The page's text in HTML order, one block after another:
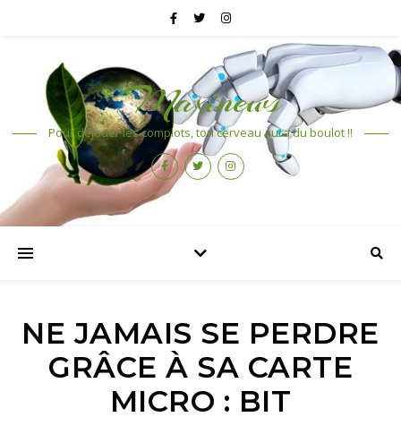
Maxinews
Pour déjouer les complots, ton cerveau aura du boulot !!
NE JAMAIS SE PERDRE
GRÂCE À SA CARTE
MICRO : BIT